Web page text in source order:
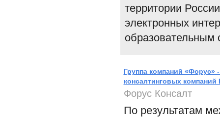
территории
электронных
образовательным
Группа компаний «Форус»
консалтинговых компаний
Форус Консалт
По результатам